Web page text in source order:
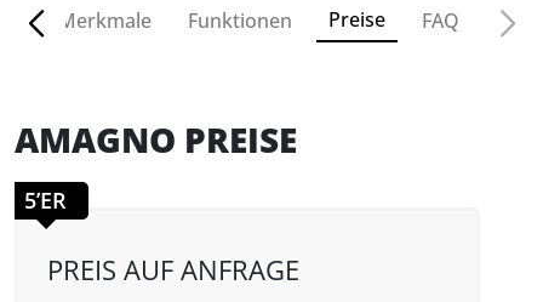
Merkmale Funktionen Preise FAQ
AMAGNO PREISE
5’ER
PREIS AUF ANFRAGE